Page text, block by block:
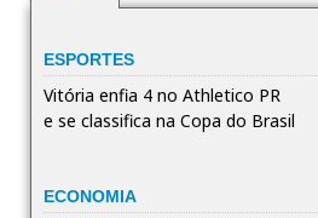
ESPORTES
Vitória enfia 4 no Athletico PR
e se classifica na Copa do Brasil
ECONOMIA